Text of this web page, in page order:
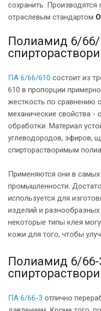
сохранить. Производятся
отраслевым стандартом
Полиамид 6/66/
ПА 6/66/610 состоит из
610 в пропорции
жесткость по сравнению
механические свойства -
обработки. Материал
углеводородов, эфиров,
спирторастворимым
Применяются они в
промышленности.
используется для
изделий и
некоторые типы клея
кожи для того, чтобы
Полиамид 6/66-
ПА 6/66-3 отлично